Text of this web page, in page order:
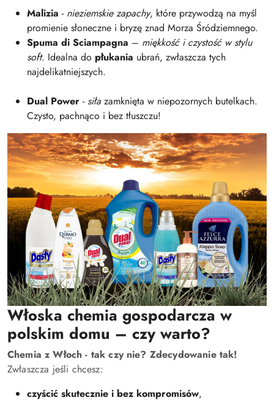
Malizia - nieziemskie zapachy, które przywodzą na myśl
promienie słoneczne i bryzę znad Morza Śródziemnego.
Spuma di Sciampagna – miękkość i czystość w stylu
soft. Idealna do płukania ubrań, zwłaszcza tych
najdelikatniejszych.
Dual Power - siła zamknięta w niepozornych butelkach.
Czysto, pachnąco i bez tłuszczu!
Włoska chemia gospodarcza w
polskim domu – czy warto?
Chemia z Włoch - tak czy nie? Zdecydowanie tak!
Zwłaszcza jeśli chcesz:
czyścić skutecznie i bez kompromisów,